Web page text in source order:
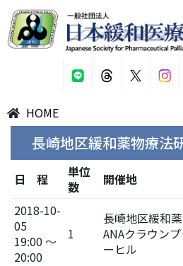
HOME
長崎地区緩和薬物療法
日 程
単位
数
開催地
2018-10-
05
19:00 ～
20:00
1
長崎地区緩和
ANAクラウン
ーヒル